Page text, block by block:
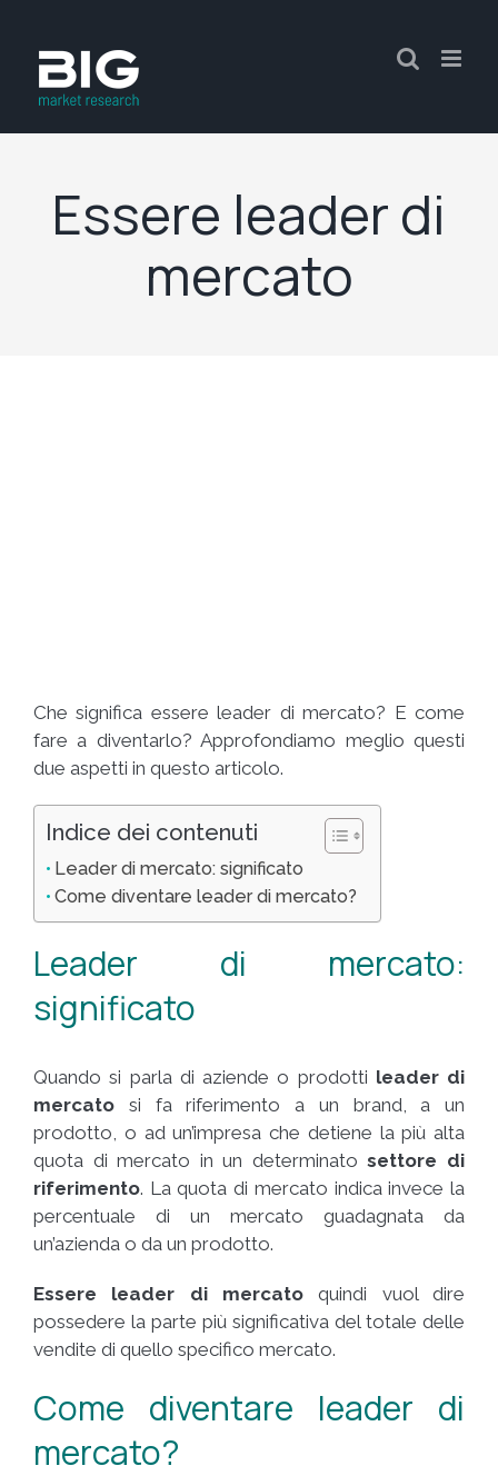
Essere leader di
mercato
Che significa essere leader di mercato? E come
fare a diventarlo? Approfondiamo meglio questi
due aspetti in questo articolo.
Indice dei contenuti
Leader di mercato: significato
Come diventare leader di mercato?
Leader di mercato:
significato
Quando si parla di aziende o prodotti leader di
mercato si fa riferimento a un brand, a un
prodotto, o ad un’impresa che detiene la più alta
quota di mercato in un determinatosettore di
riferimento. La quota di mercato indica invece la
percentuale di un mercato guadagnata da
un’azienda o da un prodotto.
Essere leader di mercato quindi vuol dire
possedere la parte più significativa del totale delle
vendite di quello specifico mercato.
Come diventare leader di
mercato?